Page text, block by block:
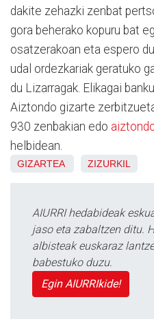
dakite zehazki zenbat
gora beherako kopuru bat
osatzerakoan eta espero
udal ordezkariak geratuko
du Lizarragak. Elikagai
Aiztondo gizarte
930 zenbakian edo
helbidean.
GIZARTEA ZIZURKIL
AIURRI hedabideak
jaso eta zabaltzen ditu.
albisteak euskaraz
babestuko duzu.
Egin AIURRIkide!